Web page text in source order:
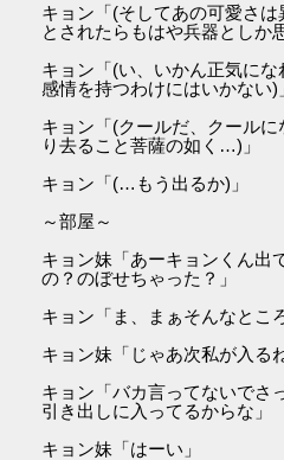
キョン「(そしてあの可愛さ
とされたらもはや兵器としか
キョン「(い、いかん正気に
感情を持つわけにはいかない)
キョン「(クールだ、クール
り去ること菩薩の如く…)」
キョン「(…もう出るか)」
～部屋～
キョン妹「あーキョンくん出
の？のぼせちゃった？」
キョン「ま、まぁそんなとこ
キョン妹「じゃあ次私が入る
キョン「バカ言ってないでさ
引き出しに入ってるからな」
キョン妹「はーい」